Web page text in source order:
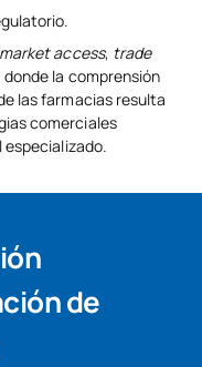
market access, trade
la comprensión
las farmacias resulta
comerciales
de